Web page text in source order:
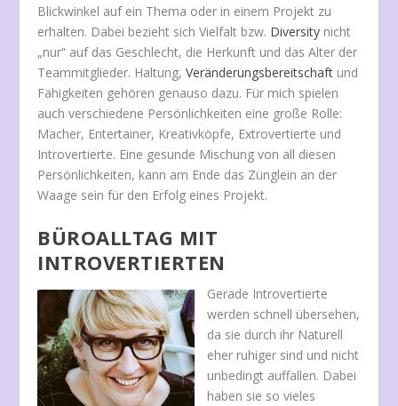
Blickwinkel auf ein Thema oder in einem Projekt zu
erhalten. Dabei bezieht sich Vielfalt bzw. Diversity nicht
„nur“ auf das Geschlecht, die Herkunft und das Alter der
Teammitglieder. Haltung,Veränderungsbereitschaft und
Fähigkeiten gehören genauso dazu. Für mich spielen
auch verschiedene Persönlichkeiten eine große Rolle:
Macher, Entertainer, Kreativköpfe, Extrovertierte und
Introvertierte. Eine gesunde Mischung von all diesen
Persönlichkeiten, kann am Ende das Zünglein an der
Waage sein für den Erfolg eines Projekt.
BÜROALLTAG MIT
INTROVERTIERTEN
Gerade Introvertierte
werden schnell übersehen,
da sie durch ihr Naturell
eher ruhiger sind und nicht
unbedingt auffallen. Dabei
haben sie so vieles